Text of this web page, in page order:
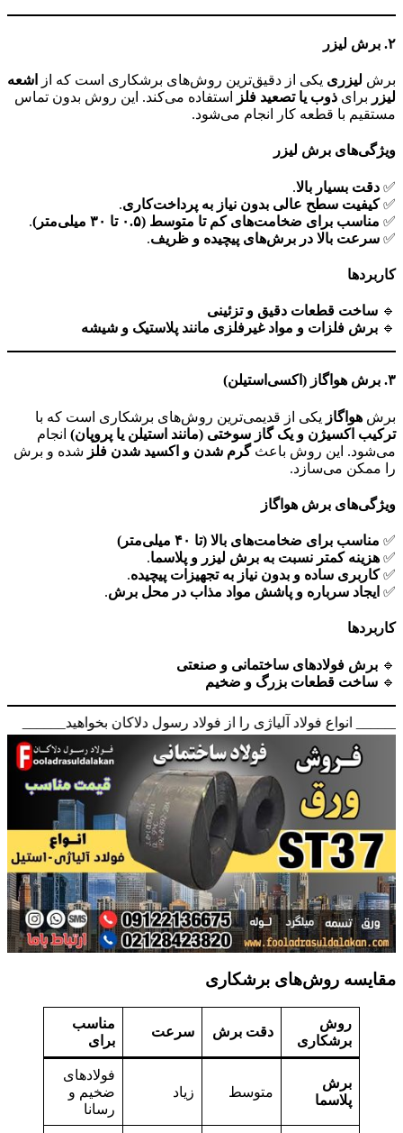
۲. برش لیزر
برش لیزری یکی از دقیق‌ترین روش‌های برشکاری است که از
اشعه
لیزر برای ذوب یا تصعید فلز
استفاده می‌کند. این روش بدون تماس
مستقیم با قطعه کار انجام می‌شود.
ویژگی‌های برش لیزر
✅ دقت بسیار بالا.
✅کیفیت سطح عالی بدون نیاز به پرداخت‌کاری.
✅ مناسب برای ضخامت‌های کم تا متوسط (۰.۵ تا ۳۰ میلی‌متر)
.
✅ سرعت بالا در برش‌های پیچیده و ظریف.
کاربردها
🔹 ساخت قطعات دقیق و تزئینی
🔹 برش فلزات و مواد غیرفلزی مانند پلاستیک و شیشه
۳. برش هواگاز (اکسی‌استیلن)
برش هواگاز یکی از قدیمی‌ترین روش‌های برشکاری است که با
ترکیب اکسیژن و یک گاز سوختی (مانند استیلن یا پروپان) انجام
می‌شود. این روش باعثگرم شدن و اکسید شدن فلز شده و برش
را ممکن می‌سازد.
ویژگی‌های برش هواگاز
✅ مناسب برای ضخامت‌های بالا (تا ۴۰ میلی‌متر)
✅ هزینه کمتر نسبت به برش لیزر و پلاسما.
✅کاربری ساده و بدون نیاز به تجهیزات پیچیده.
✅ ایجاد سرباره و پاشش مواد مذاب در محل برش.
کاربردها
🔹 برش فولادهای ساختمانی و صنعتی
🔹 ساخت قطعات بزرگ و ضخیم
انواع فولاد آلیاژی را از فولاد رسول دلاکان بخواهید______
مقایسه روش‌های برشکاری
روش
برشکاری
دقت برش سرعت
مناسب
برای
برش
پلاسما
متوسط زیاد
فولادهای
ضخیم و
رسانا